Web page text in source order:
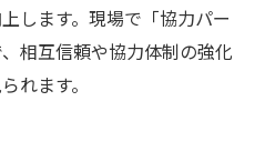
します。現場で「協力パー
相互信頼や協力体制の強化
れます。